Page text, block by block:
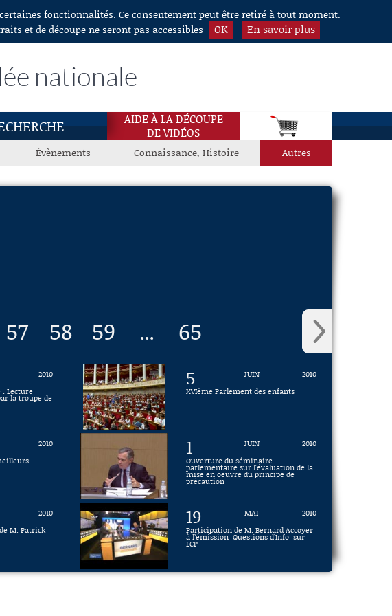
fonctionnalités. Ce consentement peut être retiré à tout moment.
et de découpe ne seront pas accessibles
OK En savoir plus
nationale
AIDE À LA DÉCOUPE
DE VIDÉOS
Évènements Connaissance, Histoire Autres
57 58 59 ... 65
2010
Lecture
la troupe de
5 JUIN
2010
XVIème Parlement des enfants
2010
1 JUIN
2010
Ouverture du séminaire
parlementaire sur l'évaluation de la
mise en oeuvre du principe de
précaution
2010
M. Patrick
19 MAI
2010
Participation de M. Bernard Accoyer
à l’émission Questions d’Info sur
LCP